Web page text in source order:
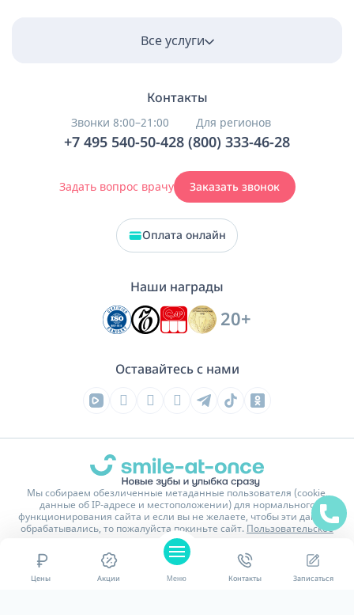
Цены Акции Меню Контакты Записаться
Все услуги
Контакты
Звонки 8:00–21:00
+7 495 540-50-42
Для регионов
8 (800) 333-46-28
Задать вопрос врачу Заказать звонок
Оплата онлайн
Наши награды
20+
Оставайтесь с нами
Мы собираем обезличенные метаданные пользователя (cookie,
данные об IP-адресе и местоположении) для нормального
функционирования сайта и если вы не желаете, чтобы эти данные
обрабатывались, то пожалуйста покиньте сайт. Пользовательское
соглашение
На сайте имеются изображения и тексты обработанные или
сгенерированные нейросетью.